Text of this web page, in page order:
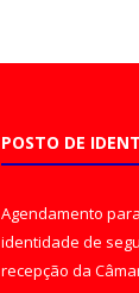
POSTO DE
Agendamento
identidade de
recepção da